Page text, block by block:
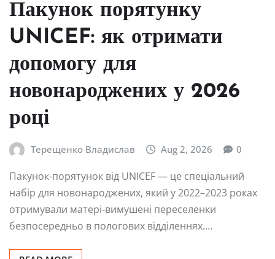
Пакунок порятунку
UNICEF: як отримати
допомогу для
новонароджених у 2026
році
Терещенко Владислав Aug 2, 2026 0
Пакунок-порятунок від UNICEF — це спеціальний
набір для новонароджених, який у 2022–2023 роках
отримували матері-вимушені переселенки
безпосередньо в пологових відділеннях.…